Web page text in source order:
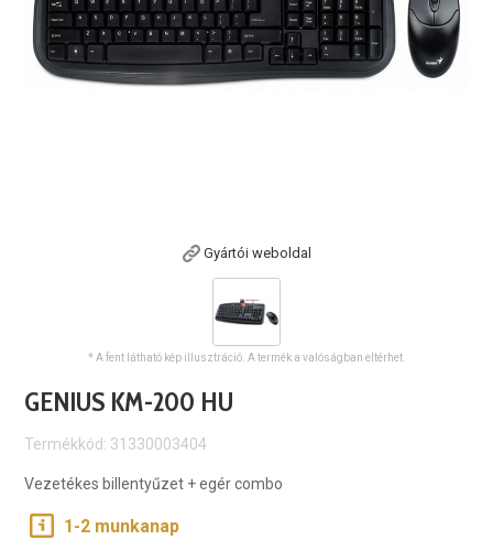
Gyártói weboldal
* A fent látható kép illusztráció. A termék a valóságban eltérhet.
GENIUS KM-200 HU
Termékkód: 31330003404
Vezetékes billentyűzet + egér combo
1-2 munkanap